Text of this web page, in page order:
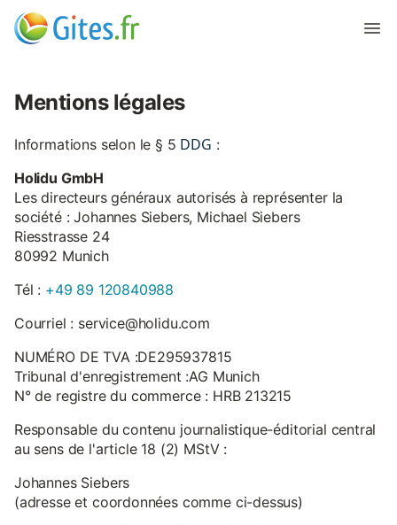
Mentions légales
Informations selon le § 5 DDG :
Holidu GmbH
Les directeurs généraux autorisés à représenter la
société : Johannes Siebers, Michael Siebers
Riesstrasse 24
80992 Munich
Tél : +49 89 120840988
Courriel : service@holidu.com
NUMÉRO DE TVA :DE295937815
Tribunal d'enregistrement :AG Munich
N° de registre du commerce : HRB 213215
Responsable du contenu journalistique-éditorial central
au sens de l'article 18 (2) MStV :
Johannes Siebers
(adresse et coordonnées comme ci-dessus)